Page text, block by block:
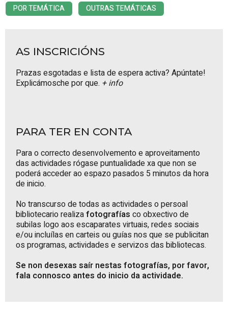
POR TEMÁTICA OUTRAS TEMÁTICAS
AS INSCRICIÓNS
Prazas esgotadas e lista de espera activa? Apúntate!
Explicámosche por que. + info
PARA TER EN CONTA
Para o correcto desenvolvemento e aproveitamento
das actividades rógase puntualidade xa que non se
poderá acceder ao espazo pasados 5 minutos da hora
de inicio.
No transcurso de todas as actividades o persoal
bibliotecario realizafotografías co obxectivo de
subilas logo aos escaparates virtuais, redes sociais
e/ou incluílas en carteis ou guías nos que se publicitan
os programas, actividades e servizos das bibliotecas.
Se non desexas saír nestas fotografías, por favor,
fala connosco antes do inicio da actividade.